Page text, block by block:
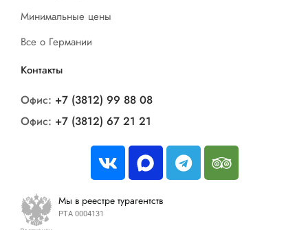
Минимальные цены
Все о Германии
Контакты
Офис: +7 (3812) 99 88 08
Офис: +7 (3812) 67 21 21
Мы в реестре турагентств
РТА 0004131